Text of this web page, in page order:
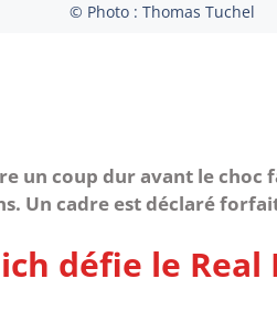
© Photo : Thomas Tuchel
un coup dur avant le choc
Un cadre est déclaré
défie le Real